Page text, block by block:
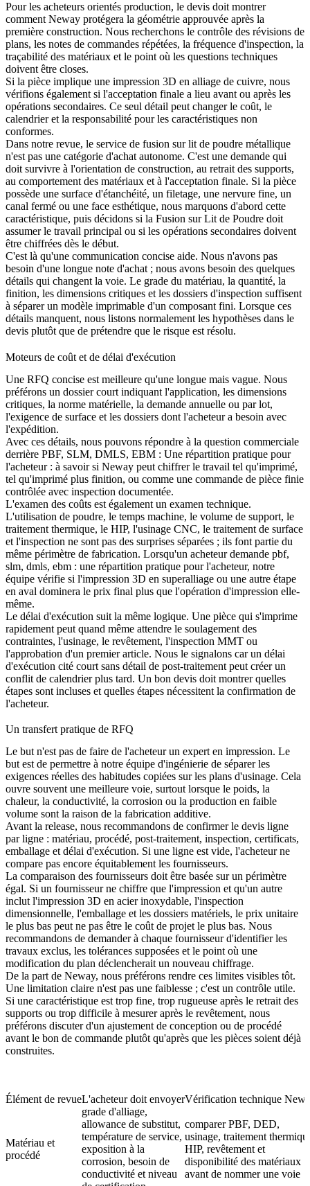
Pour les acheteurs orientés production, le devis doit montrer
comment Neway protégera la géométrie approuvée après la
première construction. Nous recherchons le contrôle des révisions de
plans, les notes de commandes répétées, la fréquence d'inspection, la
traçabilité des matériaux et le point où les questions techniques
doivent être closes.
Si la pièce implique une impression 3D en alliage de cuivre, nous
vérifions également si l'acceptation finale a lieu avant ou après les
opérations secondaires. Ce seul détail peut changer le coût, le
calendrier et la responsabilité pour les caractéristiques non
conformes.
Dans notre revue, le service de fusion sur lit de poudre métallique
n'est pas une catégorie d'achat autonome. C'est une demande qui
doit survivre à l'orientation de construction, au retrait des supports,
au comportement des matériaux et à l'acceptation finale. Si la pièce
possède une surface d'étanchéité, un filetage, une nervure fine, un
canal fermé ou une face esthétique, nous marquons d'abord cette
caractéristique, puis décidons si la Fusion sur Lit de Poudre doit
assumer le travail principal ou si les opérations secondaires doivent
être chiffrées dès le début.
C'est là qu'une communication concise aide. Nous n'avons pas
besoin d'une longue note d'achat ; nous avons besoin des quelques
détails qui changent la voie. Le grade du matériau, la quantité, la
finition, les dimensions critiques et les dossiers d'inspection suffisent
à séparer un modèle imprimable d'un composant fini. Lorsque ces
détails manquent, nous listons normalement les hypothèses dans le
devis plutôt que de prétendre que le risque est résolu.
Moteurs de coût et de délai d'exécution
Une RFQ concise est meilleure qu'une longue mais vague. Nous
préférons un dossier court indiquant l'application, les dimensions
critiques, la norme matérielle, la demande annuelle ou par lot,
l'exigence de surface et les dossiers dont l'acheteur a besoin avec
l'expédition.
Avec ces détails, nous pouvons répondre à la question commerciale
derrière PBF, SLM, DMLS, EBM : Une répartition pratique pour
l'acheteur : à savoir si Neway peut chiffrer le travail tel qu'imprimé,
tel qu'imprimé plus finition, ou comme une commande de pièce finie
contrôlée avec inspection documentée.
L'examen des coûts est également un examen technique.
L'utilisation de poudre, le temps machine, le volume de support, le
traitement thermique, le HIP, l'usinage CNC, le traitement de surface
et l'inspection ne sont pas des surprises séparées ; ils font partie du
même périmètre de fabrication. Lorsqu'un acheteur demande pbf,
slm, dmls, ebm : une répartition pratique pour l'acheteur, notre
équipe vérifie si l'impression 3D en superalliage ou une autre étape
en aval dominera le prix final plus que l'opération d'impression elle-
même.
Le délai d'exécution suit la même logique. Une pièce qui s'imprime
rapidement peut quand même attendre le soulagement des
contraintes, l'usinage, le revêtement, l'inspection MMT ou
l'approbation d'un premier article. Nous le signalons car un délai
d'exécution cité court sans détail de post-traitement peut créer un
conflit de calendrier plus tard. Un bon devis doit montrer quelles
étapes sont incluses et quelles étapes nécessitent la confirmation de
l'acheteur.
Un transfert pratique de RFQ
Le but n'est pas de faire de l'acheteur un expert en impression. Le
but est de permettre à notre équipe d'ingénierie de séparer les
exigences réelles des habitudes copiées sur les plans d'usinage. Cela
ouvre souvent une meilleure voie, surtout lorsque le poids, la
chaleur, la conductivité, la corrosion ou la production en faible
volume sont la raison de la fabrication additive.
Avant la release, nous recommandons de confirmer le devis ligne
par ligne : matériau, procédé, post-traitement, inspection, certificats,
emballage et délai d'exécution. Si une ligne est vide, l'acheteur ne
compare pas encore équitablement les fournisseurs.
La comparaison des fournisseurs doit être basée sur un périmètre
égal. Si un fournisseur ne chiffre que l'impression et qu'un autre
inclut l'impression 3D en acier inoxydable, l'inspection
dimensionnelle, l'emballage et les dossiers matériels, le prix unitaire
le plus bas peut ne pas être le coût de projet le plus bas. Nous
recommandons de demander à chaque fournisseur d'identifier les
travaux exclus, les tolérances supposées et le point où une
modification du plan déclencherait un nouveau chiffrage.
De la part de Neway, nous préférons rendre ces limites visibles tôt.
Une limitation claire n'est pas une faiblesse ; c'est un contrôle utile.
Si une caractéristique est trop fine, trop rugueuse après le retrait des
supports ou trop difficile à mesurer après le revêtement, nous
préférons discuter d'un ajustement de conception ou de procédé
avant le bon de commande plutôt qu'après que les pièces soient déjà
construites.
Élément de revueL'acheteur doit envoyerVérification technique
Matériau et
procédé
grade d'alliage,
allowance de substitut,
température de service,
exposition à la
corrosion, besoin de
conductivité et niveau
comparer PBF, DED,
usinage, traitement
HIP, revêtement et
disponibilité des matériaux
avant de nommer une voie